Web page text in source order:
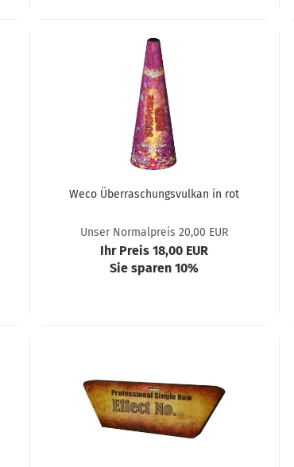
Weco Überraschungsvulkan in rot
Unser Normalpreis 20,00 EUR
Ihr Preis 18,00 EUR
Sie sparen 10%